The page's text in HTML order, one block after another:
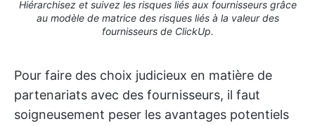
Hiérarchisez et suivez les risques liés aux fournisseurs grâce
au modèle de matrice des risques liés à la valeur des
fournisseurs de ClickUp.
Pour faire des choix judicieux en matière de
partenariats avec des fournisseurs, il faut
soigneusement peser les avantages potentiels